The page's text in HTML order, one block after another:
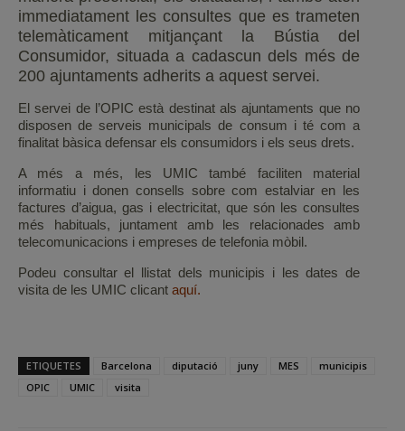
immediatament les consultes que es trameten
telemàticament mitjançant la Bústia del
Consumidor, situada a cadascun dels més de
200 ajuntaments adherits a aquest servei.
El servei de l’OPIC està destinat als ajuntaments que no
disposen de serveis municipals de consum i té com a
finalitat bàsica defensar els consumidors i els seus drets.
A més a més, les UMIC també faciliten material
informatiu i donen consells sobre com estalviar en les
factures d’aigua, gas i electricitat, que són les consultes
més habituals, juntament amb les relacionades amb
telecomunicacions i empreses de telefonia mòbil.
Podeu consultar el llistat dels municipis i les dates de
visita de les UMIC clicant aquí.
ETIQUETES Barcelona diputació juny MES
municipis
OPIC
UMIC visita